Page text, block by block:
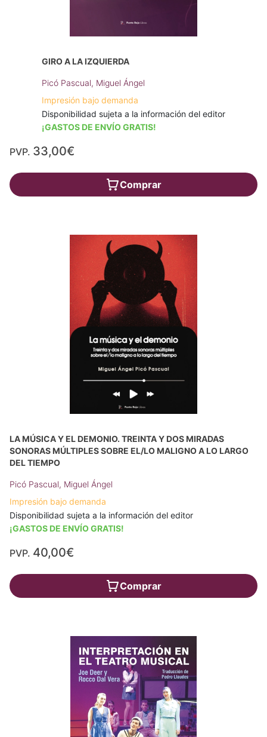
GIRO A LA IZQUIERDA
Picó Pascual, Miguel Ángel
Impresión bajo demanda
Disponibilidad sujeta a la información del editor
¡GASTOS DE ENVÍO GRATIS!
PVP. 33,00€
Comprar
LA MÚSICA Y EL DEMONIO. TREINTA Y DOS MIRADAS
SONORAS MÚLTIPLES SOBRE EL/LO MALIGNO A LO LARGO
DEL TIEMPO
Picó Pascual, Miguel Ángel
Impresión bajo demanda
Disponibilidad sujeta a la información del editor
¡GASTOS DE ENVÍO GRATIS!
PVP. 40,00€
Comprar